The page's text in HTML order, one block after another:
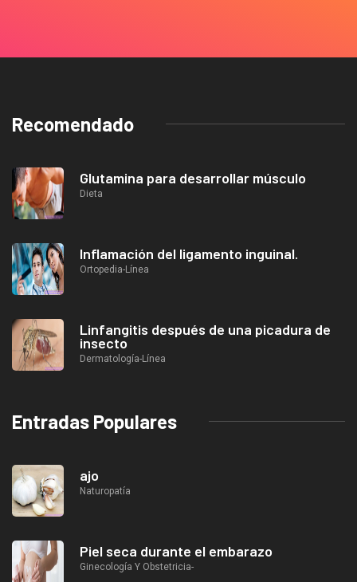
Recomendado
Glutamina para desarrollar músculo
Dieta
Inflamación del ligamento inguinal.
Ortopedia-Línea
Linfangitis después de una picadura de
insecto
Dermatología-Línea
Entradas Populares
ajo
Naturopatía
Piel seca durante el embarazo
Ginecología Y Obstetricia-